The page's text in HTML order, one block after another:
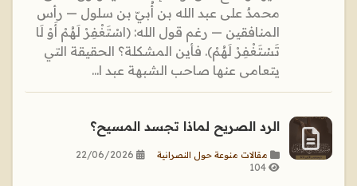
محمدٌ على عبد الله بن أُبيّ بن سلول — رأس
المنافقين — رغم قول الله: ﴿اسْتَغْفِرْ لَهُمْ أَوْ لَا
تَسْتَغْفِرْ لَهُمْ﴾. فأين المشكلة؟ الحقيقة التي
يتعامى عنها صاحب الشبهة عبد ا...
الرد الصريح لماذا تجسد المسيح؟
مقالات منوعة حول النصرانية
22/06/2026
104